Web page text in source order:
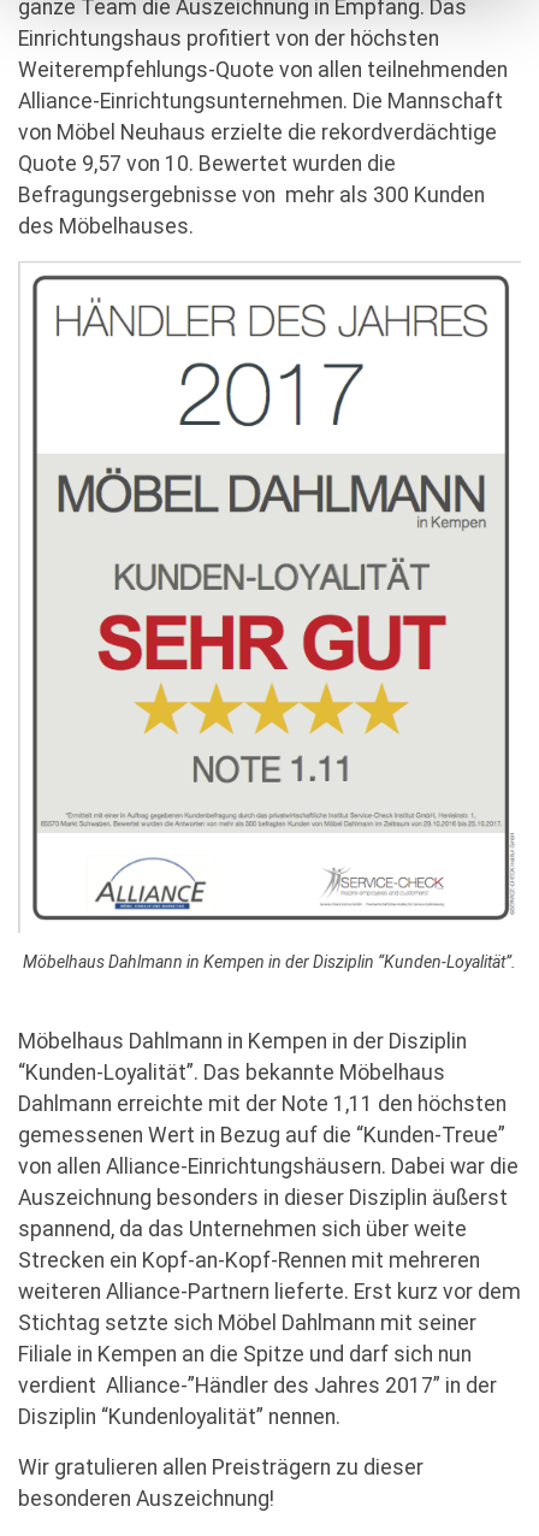
ganze Team die Auszeichnung in Empfang. Das
Einrichtungshaus profitiert von der höchsten
Weiterempfehlungs-Quote von allen teilnehmenden
Alliance-Einrichtungsunternehmen. Die Mannschaft
von Möbel Neuhaus erzielte die rekordverdächtige
Quote 9,57 von 10. Bewertet wurden die
Befragungsergebnisse von mehr als 300 Kunden
des Möbelhauses.
Möbelhaus Dahlmann in Kempen in der Disziplin “Kunden-Loyalität”.
Möbelhaus Dahlmann in Kempen in der Disziplin
“Kunden-Loyalität”. Das bekannte Möbelhaus
Dahlmann erreichte mit der Note 1,11 den höchsten
gemessenen Wert in Bezug auf die “Kunden-Treue”
von allen Alliance-Einrichtungshäusern. Dabei war die
Auszeichnung besonders in dieser Disziplin äußerst
spannend, da das Unternehmen sich über weite
Strecken ein Kopf-an-Kopf-Rennen mit mehreren
weiteren Alliance-Partnern lieferte. Erst kurz vor dem
Stichtag setzte sich Möbel Dahlmann mit seiner
Filiale in Kempen an die Spitze und darf sich nun
verdient Alliance-”Händler des Jahres 2017” in der
Disziplin “Kundenloyalität” nennen.
Wir gratulieren allen Preisträgern zu dieser
besonderen Auszeichnung!